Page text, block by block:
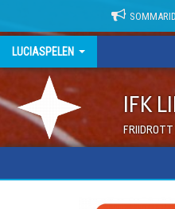
LUCIASPELEN
IFK
FRIIDROTT